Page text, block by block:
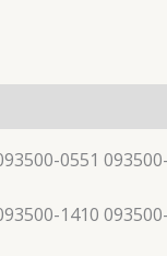
0551
1410